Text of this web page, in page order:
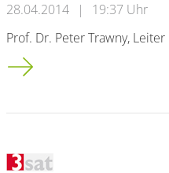
28.04.2014 |
19:37 Uhr
Prof. Dr. Peter Trawny,
Is Heidegger Contaminated